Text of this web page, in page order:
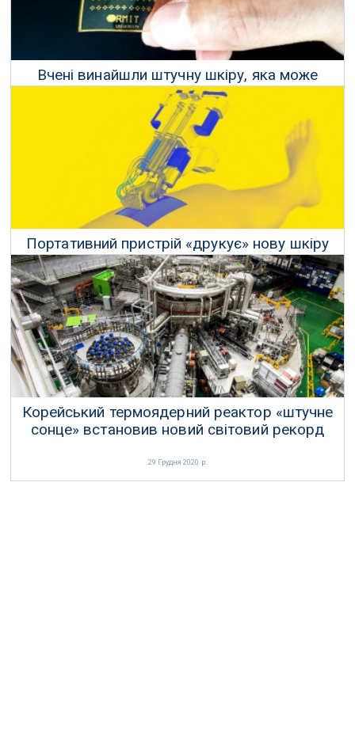
Вчені винайшли штучну шкіру, яка може
відчувати біль
03 Вересня 2020 р.
Портативний пристрій «друкує» нову шкіру
прямо на рани
05 Лютого 2020 р.
Корейський термоядерний реактор «штучне
сонце» встановив новий світовий рекорд
29 Грудня 2020 р.